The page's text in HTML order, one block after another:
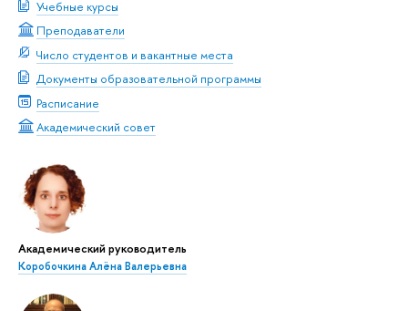
Учебные курсы
Преподаватели
Число студентов и вакантные места
Документы образовательной программы
Расписание
Академический совет
Академический руководитель
Коробочкина Алёна Валерьевна